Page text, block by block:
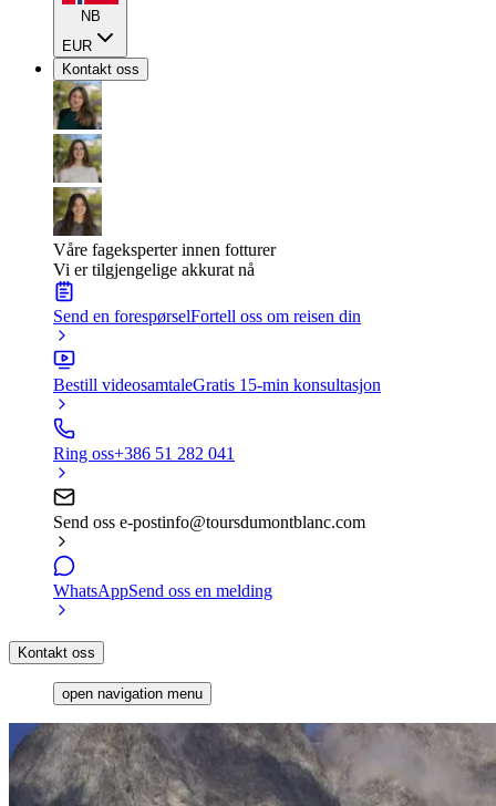
NB
EUR
Kontakt oss
Våre fageksperter innen fotturer
Vi er tilgjengelige akkurat nå
Send en forespørselFortell oss om reisen din
Bestill videosamtaleGratis 15-min konsultasjon
Ring oss+386 51 282 041
Send oss e-postinfo@toursdumontblanc.com
WhatsAppSend oss en melding
Kontakt oss
open navigation menu